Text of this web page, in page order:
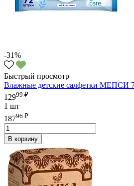
-31%
Быстрый просмотр
Влажные детские салфетки МЕПСИ
12999 ₽
1 шт
18796 ₽
В корзину